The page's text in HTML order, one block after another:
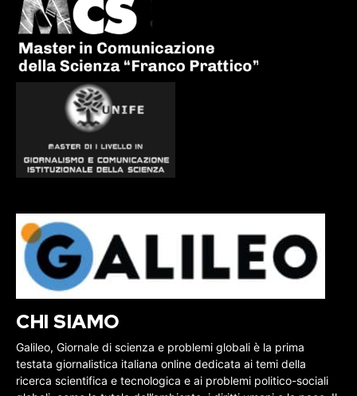
CHI SIAMO
Galileo, Giornale di scienza e problemi globali è la prima
testata giornalistica italiana online dedicata ai temi della
ricerca scientifica e tecnologica e ai problemi politico-sociali